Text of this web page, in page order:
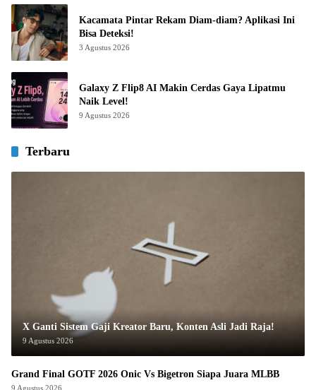
Kacamata Pintar Rekam Diam-diam? Aplikasi Ini
Bisa Deteksi!
3 Agustus 2026
Galaxy Z Flip8 AI Makin Cerdas Gaya Lipatmu
Naik Level!
9 Agustus 2026
Terbaru
X Ganti Sistem Gaji Kreator Baru, Konten Asli Jadi Raja!
9 Agustus 2026
Grand Final GOTF 2026 Onic Vs Bigetron Siapa Juara MLBB
9 Agustus 2026